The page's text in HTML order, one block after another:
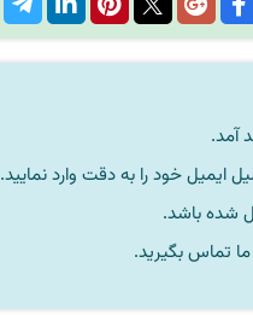
آمد.
خود را به دقت وارد نمایید.
تماس بگیرید.